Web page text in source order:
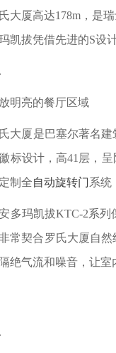
厦高达178m，是瑞
凯拔凭借先进的S设
亮的餐厅区域
厦是巴塞尔著名建筑
标设计，高41层，
制全自动旋转门系统
玛凯拔KTC-2系列保
常契合罗氏大厦自
绝气流和噪音，让室